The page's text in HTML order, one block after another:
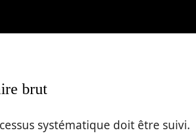
brut
systématique doit être suivi.